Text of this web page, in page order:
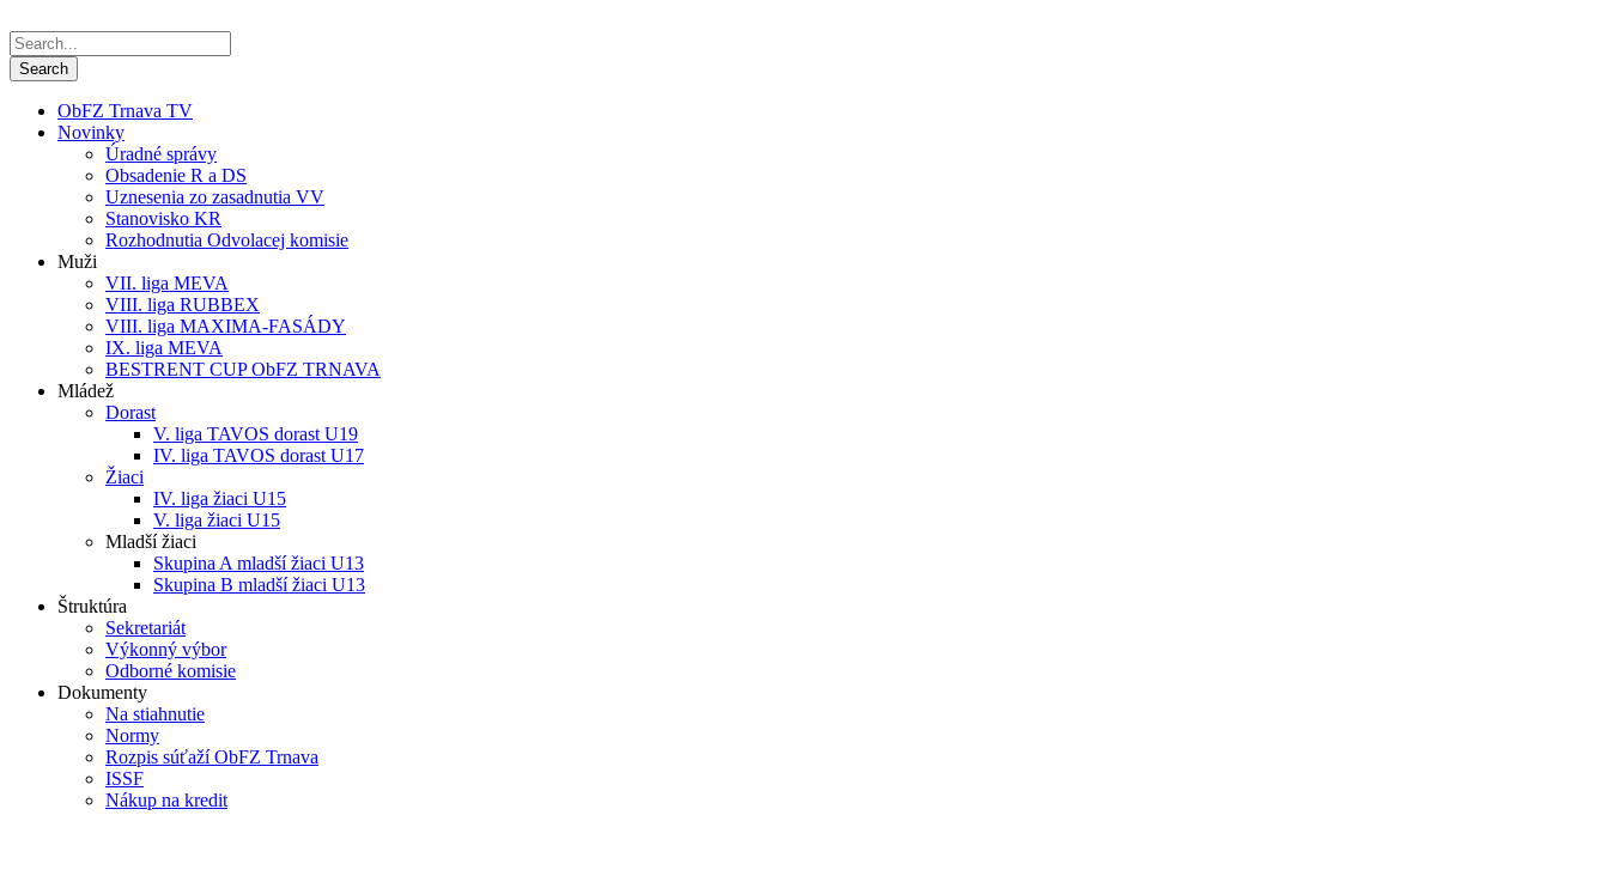
ObFZ Trnava TV
Novinky
Úradné správy
Obsadenie R a DS
Uznesenia zo zasadnutia VV
Stanovisko KR
Rozhodnutia Odvolacej komisie
Muži
VII. liga MEVA
VIII. liga RUBBEX
VIII. liga MAXIMA-FASÁDY
IX. liga MEVA
BESTRENT CUP ObFZ TRNAVA
Mládež
Dorast
V. liga TAVOS dorast U19
IV. liga TAVOS dorast U17
Žiaci
IV. liga žiaci U15
V. liga žiaci U15
Mladší žiaci
Skupina A mladší žiaci U13
Skupina B mladší žiaci U13
Štruktúra
Sekretariát
Výkonný výbor
Odborné komisie
Dokumenty
Na stiahnutie
Normy
Rozpis súťaží ObFZ Trnava
ISSF
Nákup na kredit